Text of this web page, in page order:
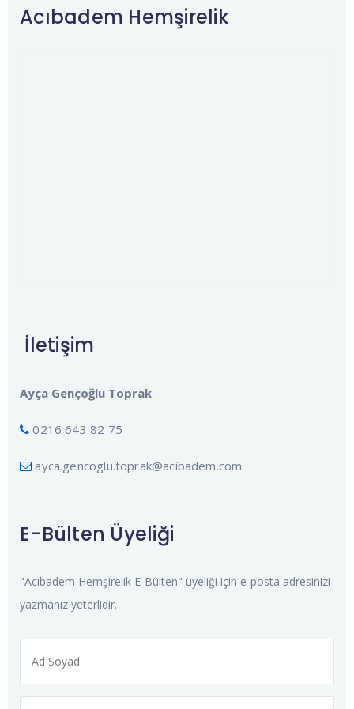
Acıbadem Hemşirelik
İletişim
Ayça Gençoğlu Toprak
0216 643 82 75
ayca.gencoglu.toprak@acibadem.com
E-Bülten Üyeliği
"Acıbadem Hemşirelik E-Bülten" üyeliği için e-posta adresinizi
yazmanız yeterlidir.